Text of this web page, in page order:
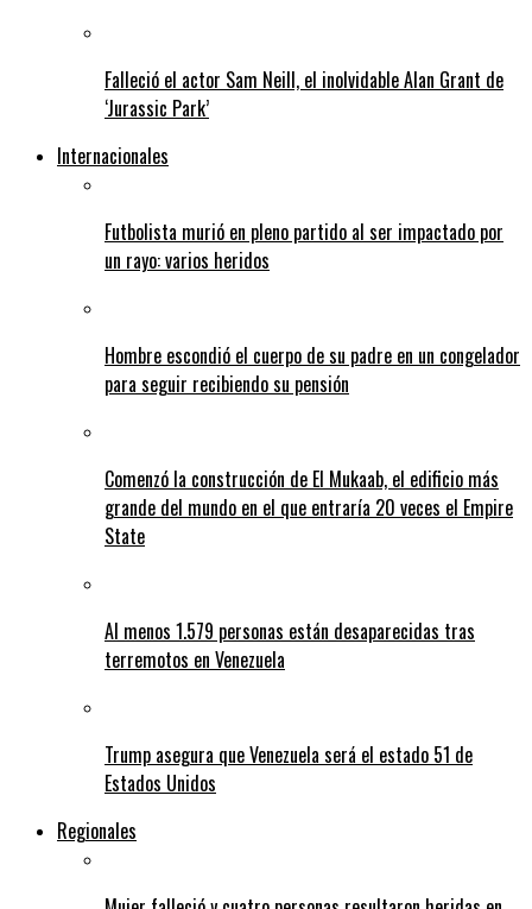
Falleció el actor Sam Neill, el inolvidable Alan Grant de
‘Jurassic Park’
Internacionales
Futbolista murió en pleno partido al ser impactado por
un rayo: varios heridos
Hombre escondió el cuerpo de su padre en un congelador
para seguir recibiendo su pensión
Comenzó la construcción de El Mukaab, el edificio más
grande del mundo en el que entraría 20 veces el Empire
State
Al menos 1.579 personas están desaparecidas tras
terremotos en Venezuela
Trump asegura que Venezuela será el estado 51 de
Estados Unidos
Regionales